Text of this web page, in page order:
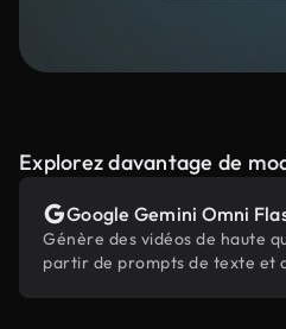
Explorez davantage de
Google Gemini Omni
Génère des vidéos de haute
partir de prompts de texte et